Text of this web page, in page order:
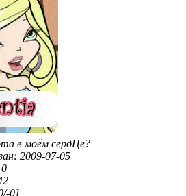
Я проглатывала детективы
Все удивлялись. Но мне было
крайне домашней девочкой.
почитать,или телик
на компе меня
я перечитала по десять раз.
для себя Интернет. И
необязательно выходить из
не понимала,бродила
а потом решила сама
Потом ещё и ещё. И так много
себя и ФотоШоп. На
меня, "ФотоШоп на
А я только улыбалась. Я
всех сил хотела быть
вы. Сначала я гуляла по Нету
в моём сердЦе?
: 2009-07-05
0
0]